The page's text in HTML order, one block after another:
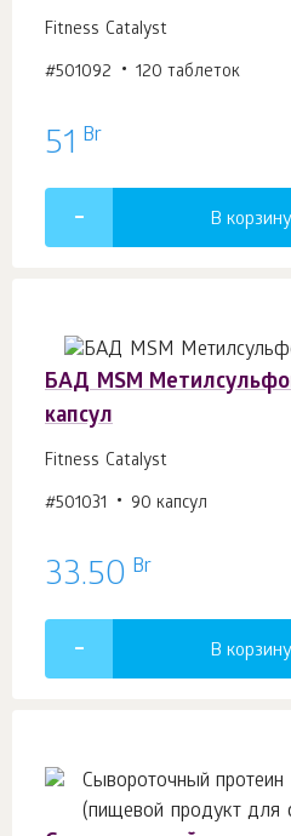
Fitness Catalyst
#501092 120 таблеток
51 Br
В
БАД MSM
капсул
Fitness Catalyst
#501031 90 капсул
33.50 Br
В